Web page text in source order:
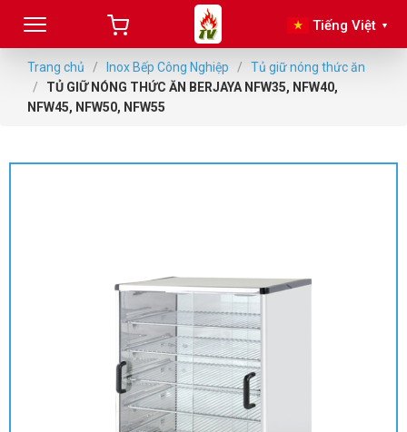
Tiếng Việt ▼
Trang chủ / Inox Bếp Công Nghiệp / Tủ giữ nóng thức ăn
/
TỦ GIỮ NÓNG THỨC ĂN BERJAYA NFW35, NFW40,
NFW45, NFW50, NFW55